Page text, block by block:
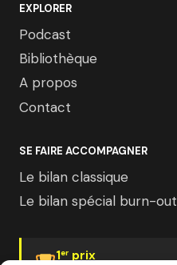
EXPLORER
Podcast
Bibliothèque
A propos
Contact
SE FAIRE ACCOMPAGNER
Le bilan classique
Le bilan spécial burn-out
1er prix